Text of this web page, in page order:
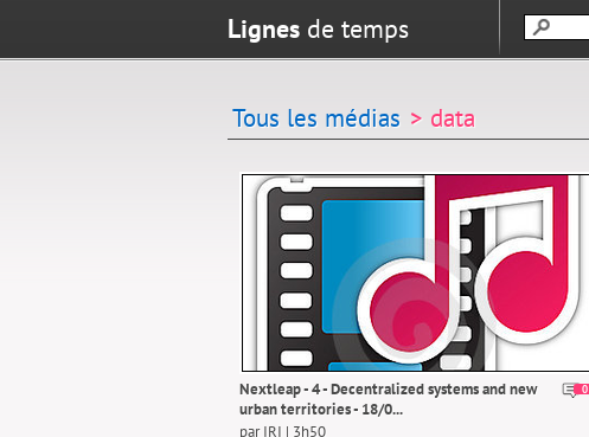
Lignes de temps
Tous les médias > data
0
Nextleap - 4 - Decentralized systems and new
urban territories - 18/0...
par IRI | 3h50